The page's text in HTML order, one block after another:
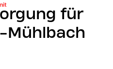
für
Mühlbach